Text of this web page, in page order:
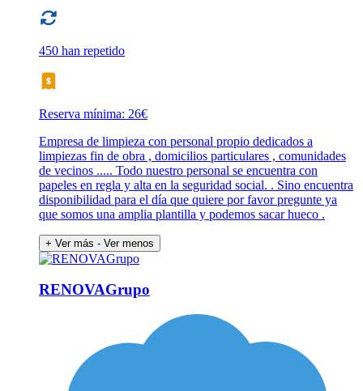
450 han repetido
Reserva mínima: 26€
Empresa de limpieza con personal propio dedicados a
limpiezas fin de obra , domicilios particulares , comunidades
de vecinos ..... Todo nuestro personal se encuentra con
papeles en regla y alta en la seguridad social. . Sino encuentra
disponibilidad para el día que quiere por favor pregunte ya
que somos una amplia plantilla y podemos sacar hueco .
+ Ver más - Ver menos
RENOVAGrupo